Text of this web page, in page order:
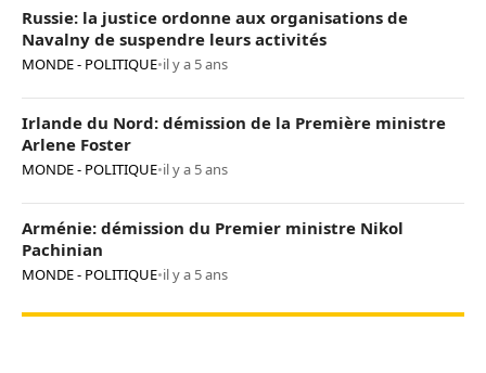
Russie: la justice ordonne aux organisations de
Navalny de suspendre leurs activités
MONDE - POLITIQUE•il y a 5 ans
Irlande du Nord: démission de la Première ministre
Arlene Foster
MONDE - POLITIQUE•il y a 5 ans
Arménie: démission du Premier ministre Nikol
Pachinian
MONDE - POLITIQUE•il y a 5 ans